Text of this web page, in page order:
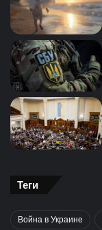
Теги
Война в Украине